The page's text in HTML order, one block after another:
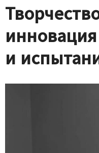
инновация
и